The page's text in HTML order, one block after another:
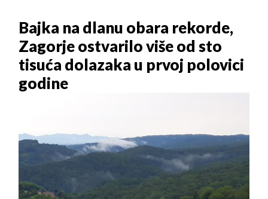
Bajka na dlanu obara rekorde,
Zagorje ostvarilo više od sto
tisuća dolazaka u prvoj polovici
godine